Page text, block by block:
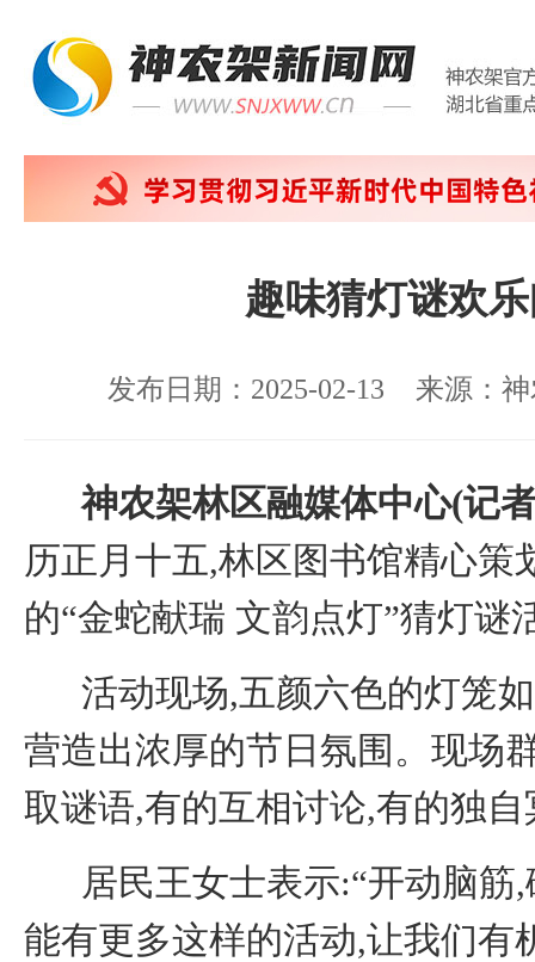
趣味猜灯谜欢
发布日期：2025-02-13 来源：
神农架林区融媒体中心(记
历正月十五,林区图书馆精心策
的“金蛇献瑞 文韵点灯”猜灯谜
活动现场,五颜六色的灯笼
营造出浓厚的节日氛围。现场
取谜语,有的互相讨论,有的独
居民王女士表示:“开动脑筋
能有更多这样的活动,让我们有